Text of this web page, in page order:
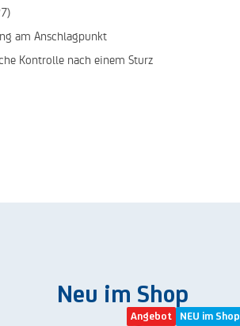
am Anschlagpunkt
Kontrolle nach einem Sturz
Neu im Shop
Angebot NEU im Shop